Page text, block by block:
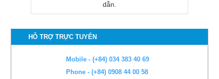
dẫn.
HỖ TRỢ TRỰC TUYẾN
Mobile - (+84) 034 383 40 69
Phone - (+84) 0908 44 00 58